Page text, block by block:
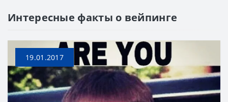
Интересные факты о вейпинге
19.01.2017